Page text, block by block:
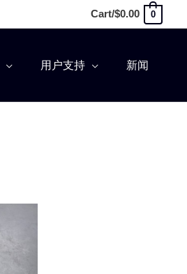
Cart/$0.00 0
用户支持 新闻